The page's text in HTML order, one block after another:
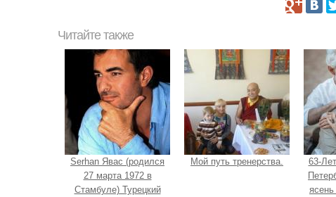
Читайте также
Serhan Явас (родился
27 марта 1972 в
Стамбуле) Турецкий
Мой путь тренерства.
63-